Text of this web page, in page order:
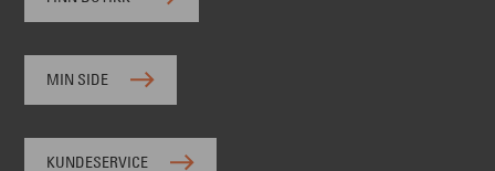
MIN SIDE
KUNDESERVICE